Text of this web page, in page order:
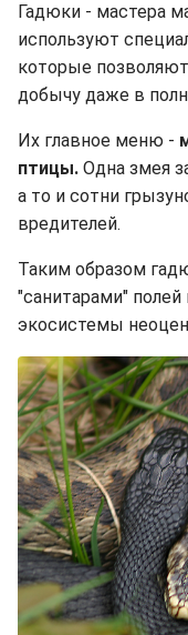
Гадюки - мастера
используют
которые
добычу даже в
Их главное меню -
птицы. Одна змея
а то и сотни
вредителей.
Таким образом
"санитарами"
экосистемы